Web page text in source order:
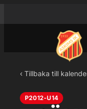
till
‹ Tillbaka till
P2012-U14